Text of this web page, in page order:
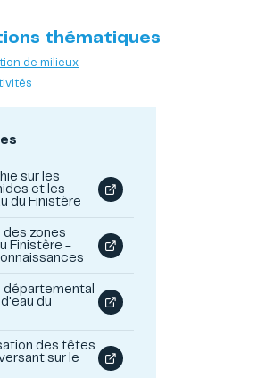
thématiques
de milieux
sur les
et les
du Finistère
zones
Finistère -
du
des têtes
sur le